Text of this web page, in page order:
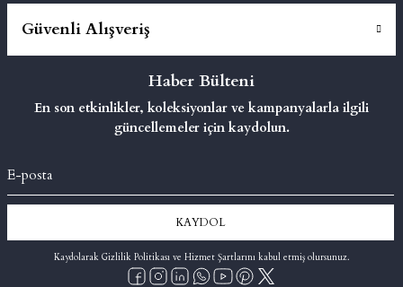
Güvenli Alışveriş
Haber Bülteni
En son etkinlikler, koleksiyonlar ve kampanyalarla ilgili
güncellemeler için kaydolun.
KAYDOL
Kaydolarak Gizlilik Politikası ve Hizmet Şartlarını kabul etmiş olursunuz.